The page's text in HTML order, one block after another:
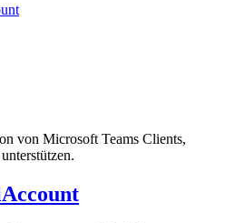
von Microsoft Teams Clients,